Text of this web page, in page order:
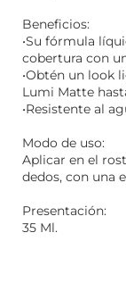
Beneficios:
•Su fórmula
cobertura con
•Obtén un look
Lumi Matte
•Resistente al
Modo de uso:
Aplicar en el
dedos, con una
Presentación:
35 Ml.